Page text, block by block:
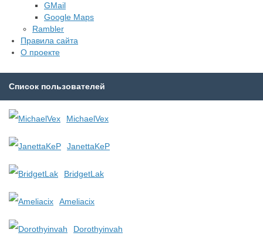
GMail
Google Maps
Rambler
Правила сайта
О проекте
Список пользователей
MichaelVex
JanettaKeP
BridgetLak
Ameliacix
Dorothyinvah